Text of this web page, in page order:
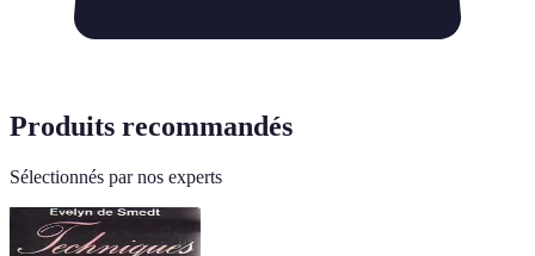
Produits recommandés
Sélectionnés par nos experts